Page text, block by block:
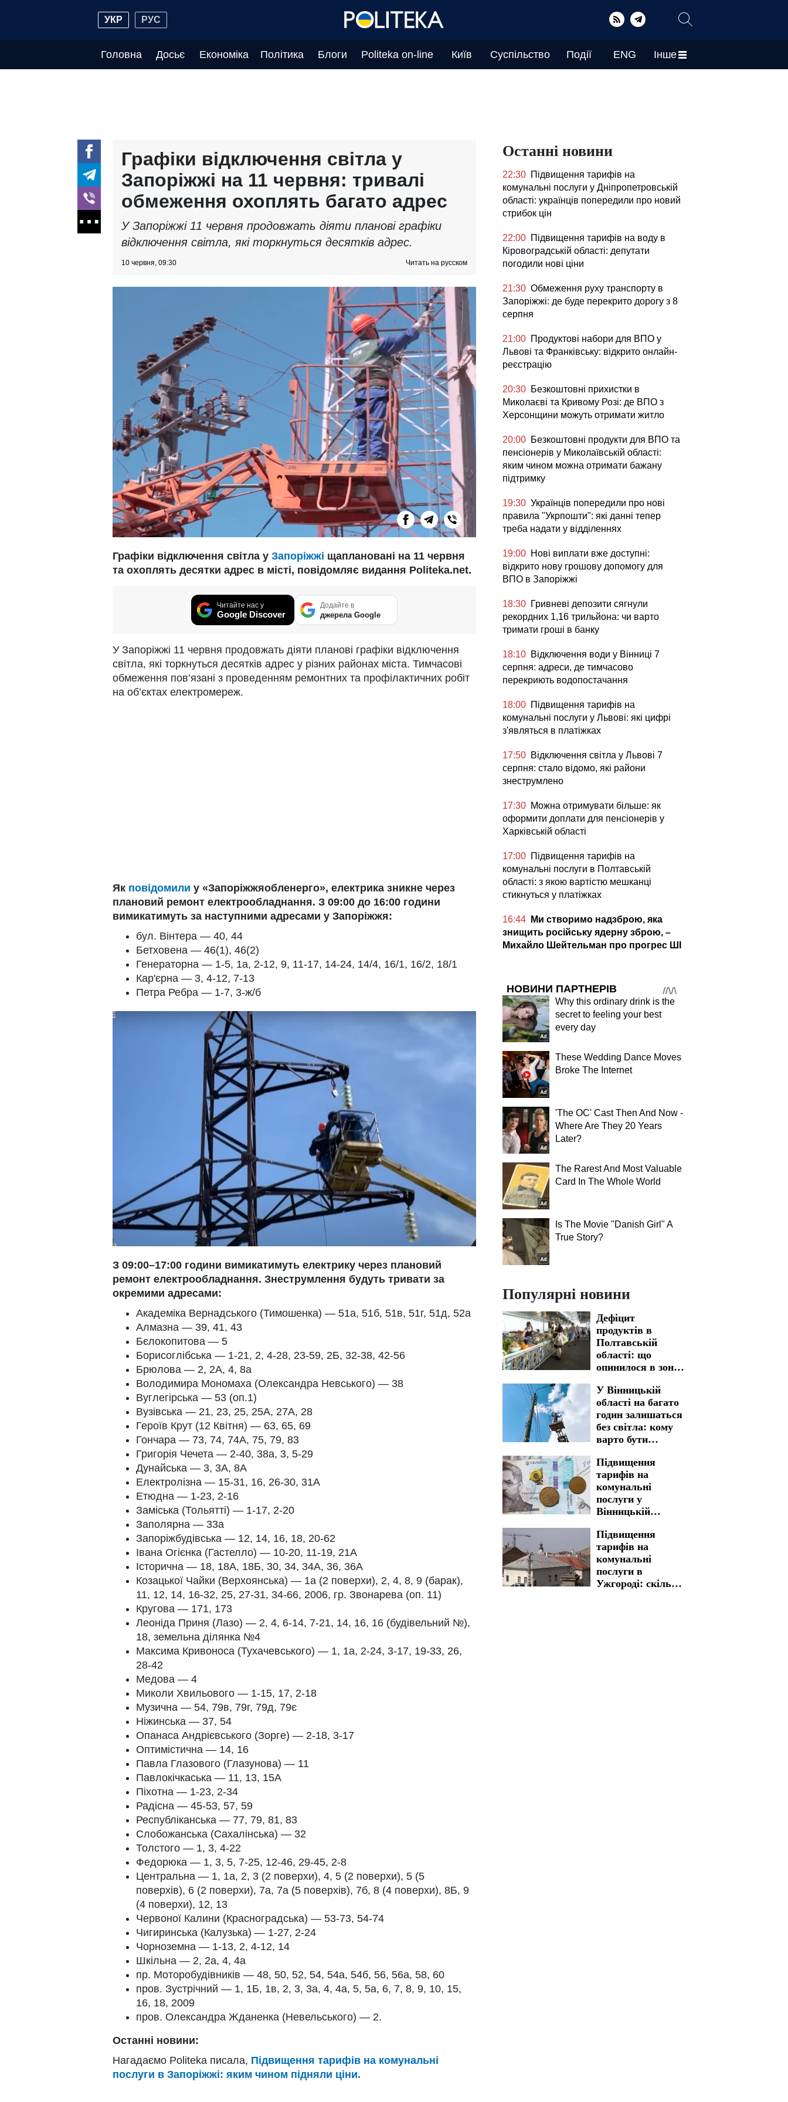
УКР РУС
Головна Досьє Економіка Політика Блоги Politeka on-line Київ Суспільство Події ENG Інше
Графіки відключення світла у
Запоріжжі на 11 червня: тривалі
обмеження охоплять багато адрес
У Запоріжжі 11 червня продовжать діяти планові графіки
відключення світла, які торкнуться десятків адрес.
10 червня, 09:30 Читать на русском
Графіки відключення світла у Запоріжжі щаплановані на 11 червня
та охоплять десятки адрес в місті, повідомляє видання Politeka.net.
Читайте нас у
Google Discover
Додайте в
джерела Google
У Запоріжжі 11 червня продовжать діяти планові графіки відключення
світла, які торкнуться десятків адрес у різних районах міста. Тимчасові
обмеження пов’язані з проведенням ремонтних та профілактичних робіт
на об’єктах електромереж.
Як повідомили у «Запоріжжяобленерго», електрика зникне через
плановий ремонт електрообладнання. З 09:00 до 16:00 години
вимикатимуть за наступними адресами у Запоріжжя:
бул. Вінтера — 40, 44
Бетховена — 46(1), 46(2)
Генераторна — 1-5, 1а, 2-12, 9, 11-17, 14-24, 14/4, 16/1, 16/2, 18/1
Кар'єрна — 3, 4-12, 7-13
Петра Ребра — 1-7, 3-ж/б
З 09:00–17:00 години вимикатимуть електрику через плановий
ремонт електрообладнання. Знеструмлення будуть тривати за
окремими адресами:
Академіка Вернадського (Тимошенка) — 51а, 51б, 51в, 51г, 51д, 52а
Алмазна — 39, 41, 43
Бєлокопитова — 5
Борисоглібська — 1-21, 2, 4-28, 23-59, 2Б, 32-38, 42-56
Брюлова — 2, 2А, 4, 8а
Володимира Мономаха (Олександра Невського) — 38
Вуглегірська — 53 (оп.1)
Вузівська — 21, 23, 25, 25А, 27А, 28
Героїв Крут (12 Квітня) — 63, 65, 69
Гончара — 73, 74, 74А, 75, 79, 83
Григорія Чечета — 2-40, 38а, 3, 5-29
Дунайська — 3, 3А, 8А
Електролізна — 15-31, 16, 26-30, 31А
Етюдна — 1-23, 2-16
Заміська (Тольятті) — 1-17, 2-20
Заполярна — 33а
Запоріжбудівська — 12, 14, 16, 18, 20-62
Івана Огієнка (Гастелло) — 10-20, 11-19, 21А
Історична — 18, 18А, 18Б, 30, 34, 34А, 36, 36А
Козацької Чайки (Верхоянська) — 1а (2 поверхи), 2, 4, 8, 9 (барак),
11, 12, 14, 16-32, 25, 27-31, 34-66, 2006, гр. Звонарева (оп. 11)
Кругова — 171, 173
Леоніда Приня (Лазо) — 2, 4, 6-14, 7-21, 14, 16, 16 (будівельний №),
18, земельна ділянка №4
Максима Кривоноса (Тухачевського) — 1, 1а, 2-24, 3-17, 19-33, 26,
28-42
Медова — 4
Миколи Хвильового — 1-15, 17, 2-18
Музична — 54, 79в, 79г, 79д, 79є
Ніжинська — 37, 54
Опанаса Андрієвського (Зорге) — 2-18, 3-17
Оптимістична — 14, 16
Павла Глазового (Глазунова) — 11
Павлокічкаська — 11, 13, 15А
Піхотна — 1-23, 2-34
Радісна — 45-53, 57, 59
Республіканська — 77, 79, 81, 83
Слобожанська (Сахалінська) — 32
Толстого — 1, 3, 4-22
Федорюка — 1, 3, 5, 7-25, 12-46, 29-45, 2-8
Центральна — 1, 1а, 2, 3 (2 поверхи), 4, 5 (2 поверхи), 5 (5
поверхів), 6 (2 поверхи), 7а, 7а (5 поверхів), 7б, 8 (4 поверхи), 8Б, 9
(4 поверхи), 12, 13
Червоної Калини (Красноградська) — 53-73, 54-74
Чигиринська (Калузька) — 1-27, 2-24
Чорноземна — 1-13, 2, 4-12, 14
Шкільна — 2, 2а, 4, 4а
пр. Моторобудівників — 48, 50, 52, 54, 54а, 54б, 56, 56а, 58, 60
пров. Зустрічний — 1, 1Б, 1в, 2, 3, 3а, 4, 4а, 5, 5а, 6, 7, 8, 9, 10, 15,
16, 18, 2009
пров. Олександра Жданенка (Невельського) — 2.
Останні новини:
Нагадаємо Politeka писала, Підвищення тарифів на комунальні
послуги в Запоріжжі: яким чином підняли ціни.
Останні новини
22:30 Підвищення тарифів на
комунальні послуги у Дніпропетровській
області: українців попередили про новий
стрибок цін
22:00 Підвищення тарифів на воду в
Кіровоградській області: депутати
погодили нові ціни
21:30 Обмеження руху транспорту в
Запоріжжі: де буде перекрито дорогу з 8
серпня
21:00 Продуктові набори для ВПО у
Львові та Франківську: відкрито онлайн-
реєстрацію
20:30 Безкоштовні прихистки в
Миколаєві та Кривому Розі: де ВПО з
Херсонщини можуть отримати житло
20:00 Безкоштовні продукти для ВПО та
пенсіонерів у Миколаївській області:
яким чином можна отримати бажану
підтримку
19:30 Українців попередили про нові
правила "Укрпошти": які данні тепер
треба надати у відділеннях
19:00 Нові виплати вже доступні:
відкрито нову грошову допомогу для
ВПО в Запоріжжі
18:30 Гривневі депозити сягнули
рекордних 1,16 трильйона: чи варто
тримати гроші в банку
18:10 Відключення води у Вінниці 7
серпня: адреси, де тимчасово
перекриють водопостачання
18:00 Підвищення тарифів на
комунальні послуги у Львові: які цифрі
з'являться в платіжках
17:50 Відключення світла у Львові 7
серпня: стало відомо, які райони
знеструмлено
17:30 Можна отримувати більше: як
оформити доплати для пенсіонерів у
Харківській області
17:00 Підвищення тарифів на
комунальні послуги в Полтавській
області: з якою вартістю мешканці
стикнуться у платіжках
16:44
Ми створимо надзброю, яка
знищить російську ядерну зброю, –
Михайло Шейтельман про прогрес ШІ
НОВИНИ ПАРТНЕРІВ
Why this ordinary drink is the
secret to feeling your best
every day
These Wedding Dance Moves
Broke The Internet
'The OC' Cast Then And Now -
Where Are They 20 Years
Later?
The Rarest And Most Valuable
Card In The Whole World
Is The Movie "Danish Girl" A
True Story?
Популярні новини
Дефіцит
продуктів в
Полтавській
області: що
опинилося в зоні
У Вінницькій
області на багато
годин залишаться
без світла: кому
варто бути
графіків
відключення на 7
серпня
Підвищення
тарифів на
комунальні
послуги у
Вінницькій
можуть злетіти
майже в двічі
Підвищення
тарифів на
комунальні
послуги в
Ужгороді: скільки